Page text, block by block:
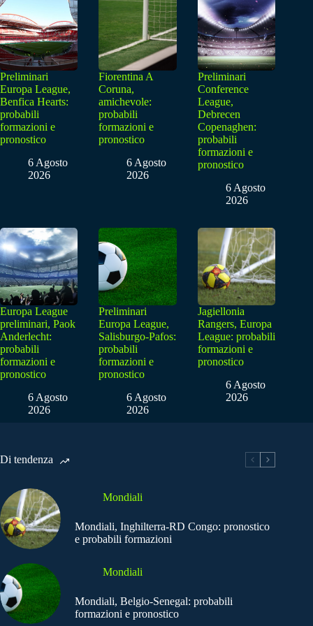
Preliminari
Europa League,
Benfica Hearts:
probabili
formazioni e
pronostico
6 Agosto
2026
Fiorentina A
Coruna,
amichevole:
probabili
formazioni e
pronostico
6 Agosto
2026
Preliminari
Conference
League,
Debrecen
Copenaghen:
probabili
formazioni e
pronostico
6 Agosto
2026
Europa League
preliminari, Paok
Anderlecht:
probabili
formazioni e
pronostico
6 Agosto
2026
Preliminari
Europa League,
Salisburgo-Pafos:
probabili
formazioni e
pronostico
6 Agosto
2026
Jagiellonia
Rangers, Europa
League: probabili
formazioni e
pronostico
6 Agosto
2026
Di tendenza
Mondiali
Mondiali, Inghilterra-RD Congo: pronostico
e probabili formazioni
Mondiali
Mondiali, Belgio-Senegal: probabili
formazioni e pronostico